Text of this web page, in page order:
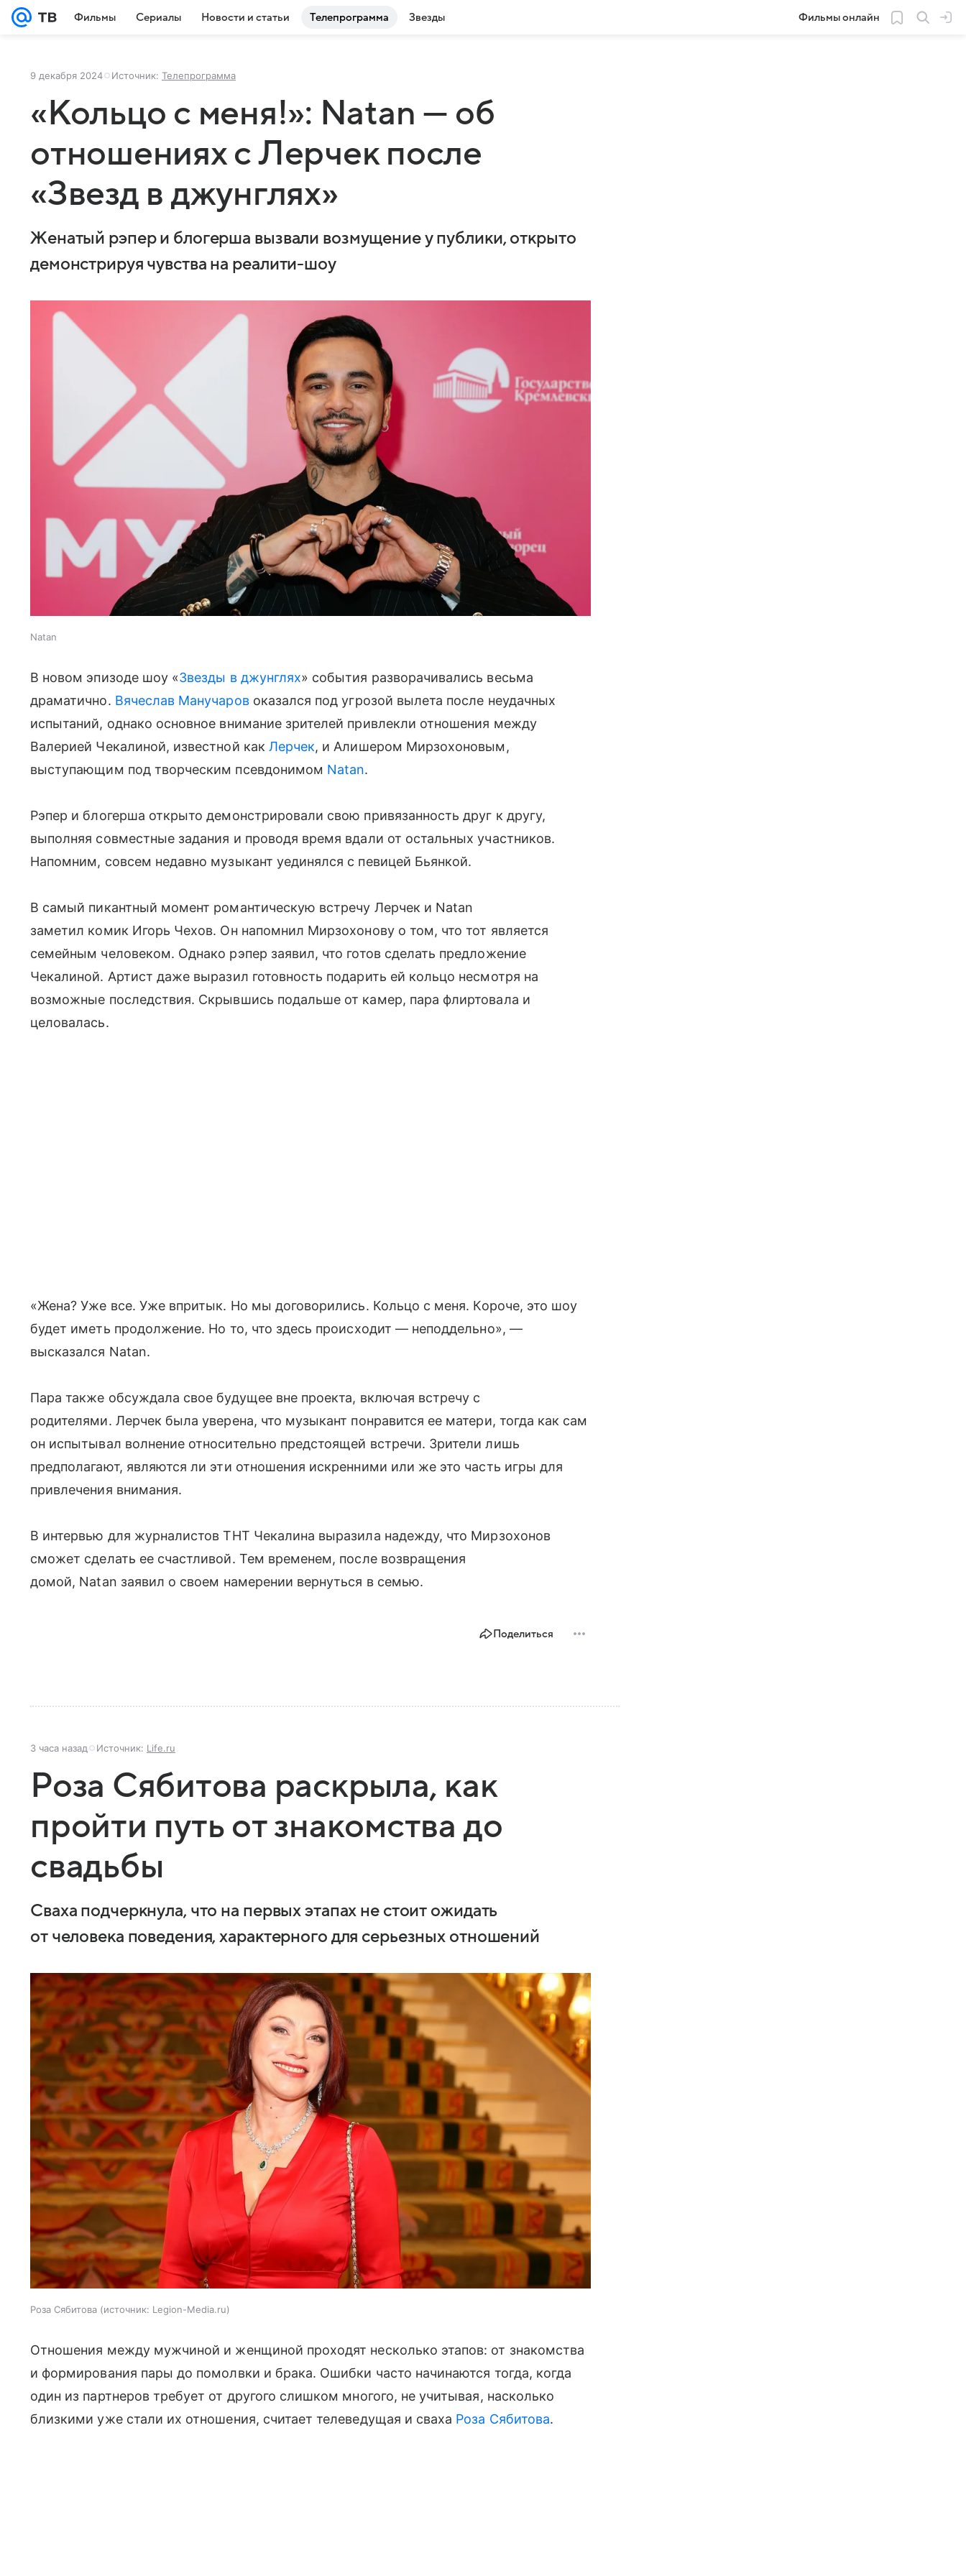
Фильмы Сериалы Новости и статьи Телепрограмма Звезды Фильмы онлайн
9 декабря 2024 Источник: Телепрограмма
«Кольцо с меня!»: Natan — об
отношениях с Лерчек после
«Звезд в джунглях»
Женатый рэпер и блогерша вызвали возмущение у публики, открыто
демонстрируя чувства на реалити-шоу
Natan
В новом эпизоде шоу «Звезды в джунглях» события разворачивались весьма
драматично. Вячеслав Манучаровоказался под угрозой вылета после неудачных
испытаний, однако основное внимание зрителей привлекли отношения между
Валерией Чекалиной, известной как Лерчек, и Алишером Мирзохоновым,
выступающим под творческим псевдонимом Natan.
Рэпер и блогерша открыто демонстрировали свою привязанность друг к другу,
выполняя совместные задания и проводя время вдали от остальных участников.
Напомним, совсем недавно музыкант уединялся с певицей Бьянкой.
В самый пикантный момент романтическую встречу Лерчек и Natan
заметил комик Игорь Чехов. Он напомнил Мирзохонову о том, что тот является
семейным человеком. Однако рэпер заявил, что готов сделать предложение
Чекалиной. Артист даже выразил готовность подарить ей кольцо несмотря на
возможные последствия. Скрывшись подальше от камер, пара флиртовала и
целовалась.
«Жена? Уже все. Уже впритык. Но мы договорились. Кольцо с меня. Короче, это шоу
будет иметь продолжение. Но то, что здесь происходит — неподдельно», —
высказался Natan.
Пара также обсуждала свое будущее вне проекта, включая встречу с
родителями. Лерчек была уверена, что музыкант понравится ее матери, тогда как сам
он испытывал волнение относительно предстоящей встречи. Зрители лишь
предполагают, являются ли эти отношения искренними или же это часть игры для
привлечения внимания.
В интервью для журналистов ТНТ Чекалина выразила надежду, что Мирзохонов
сможет сделать ее счастливой. Тем временем, после возвращения
домой, Natan заявил о своем намерении вернуться в семью.
Поделиться
3 часа назад Источник: Life.ru
Роза Сябитова раскрыла, как
пройти путь от знакомства до
свадьбы
Сваха подчеркнула, что на первых этапах не стоит ожидать
от человека поведения, характерного для серьезных отношений
Роза Сябитова источник: Legion-Media.ru
Отношения между мужчиной и женщиной проходят несколько этапов: от знакомства
и формирования пары до помолвки и брака. Ошибки часто начинаются тогда, когда
один из партнеров требует от другого слишком многого, не учитывая, насколько
близкими уже стали их отношения, считает телеведущая и сваха Роза Сябитова.